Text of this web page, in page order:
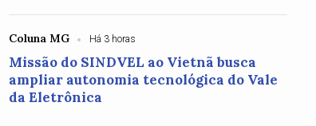
Coluna MG Há 3 horas
Missão do SINDVEL ao Vietnã busca
ampliar autonomia tecnológica do Vale
da Eletrônica